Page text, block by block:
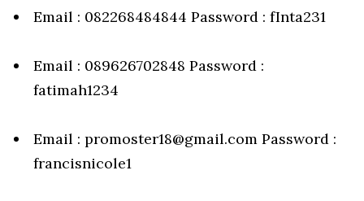
Email : 082268484844 Password : fInta231
Email : 089626702848 Password :
fatimah1234
Email : promoster18@gmail.com Password :
francisnicole1